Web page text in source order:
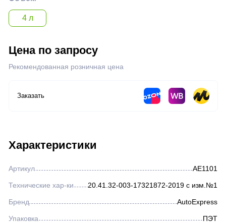
4 л
Цена по запросу
Рекомендованная розничная цена
Заказать
Характеристики
Артикул AE1101
Технические хар-ки 20.41.32-003-17321872-2019 с изм.№1
Бренд AutoExpress
Упаковка ПЭТ
Нефтегазовая отрасль
Металлургическая отрасль
Аэрозоли
Герметик автомобильный
Прочее